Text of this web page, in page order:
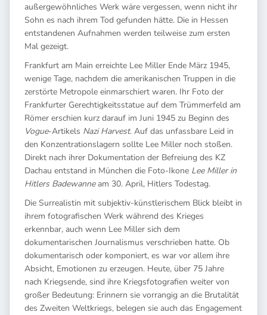
außergewöhnliches Werk wäre vergessen, wenn nicht ihr
Sohn es nach ihrem Tod gefunden hätte. Die in Hessen
entstandenen Aufnahmen werden teilweise zum ersten
Mal gezeigt.
Frankfurt am Main erreichte Lee Miller Ende März 1945,
wenige Tage, nachdem die amerikanischen Truppen in die
zerstörte Metropole einmarschiert waren. Ihr Foto der
Frankfurter Gerechtigkeitsstatue auf dem Trümmerfeld am
Römer erschien kurz darauf im Juni 1945 zu Beginn des
Vogue-Artikels Nazi Harvest. Auf das unfassbare Leid in
den Konzentrationslagern sollte Lee Miller noch stoßen.
Direkt nach ihrer Dokumentation der Befreiung des KZ
Dachau entstand in München die Foto-Ikone Lee Miller in
Hitlers Badewanneam 30. April, Hitlers Todestag.
Die Surrealistin mit subjektiv-künstlerischem Blick bleibt in
ihrem fotografischen Werk während des Krieges
erkennbar, auch wenn Lee Miller sich dem
dokumentarischen Journalismus verschrieben hatte. Ob
dokumentarisch oder komponiert, es war vor allem ihre
Absicht, Emotionen zu erzeugen. Heute, über 75 Jahre
nach Kriegsende, sind ihre Kriegsfotografien weiter von
großer Bedeutung: Erinnern sie vorrangig an die Brutalität
des Zweiten Weltkriegs, belegen sie auch das Engagement